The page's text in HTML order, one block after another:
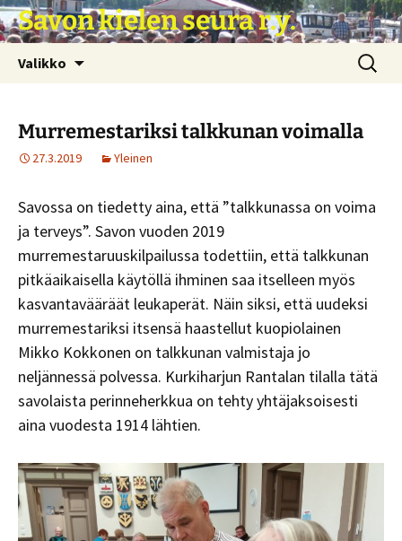
Siirry
sisältöön
Savon kielen seura r.y.
Valikko Haku:
Murremestariksi talkkunan voimalla
27.3.2019 Yleinen
Savossa on tiedetty aina, että ”talkkunassa on voima
ja terveys”. Savon vuoden 2019
murremestaruuskilpailussa todettiin, että talkkunan
pitkäaikaisella käytöllä ihminen saa itselleen myös
kasvantavääräät leukaperät. Näin siksi, että uudeksi
murremestariksi itsensä haastellut kuopiolainen
Mikko Kokkonen on talkkunan valmistaja jo
neljännessä polvessa. Kurkiharjun Rantalan tilalla tätä
savolaista perinneherkkua on tehty yhtäjaksoisesti
aina vuodesta 1914 lähtien.